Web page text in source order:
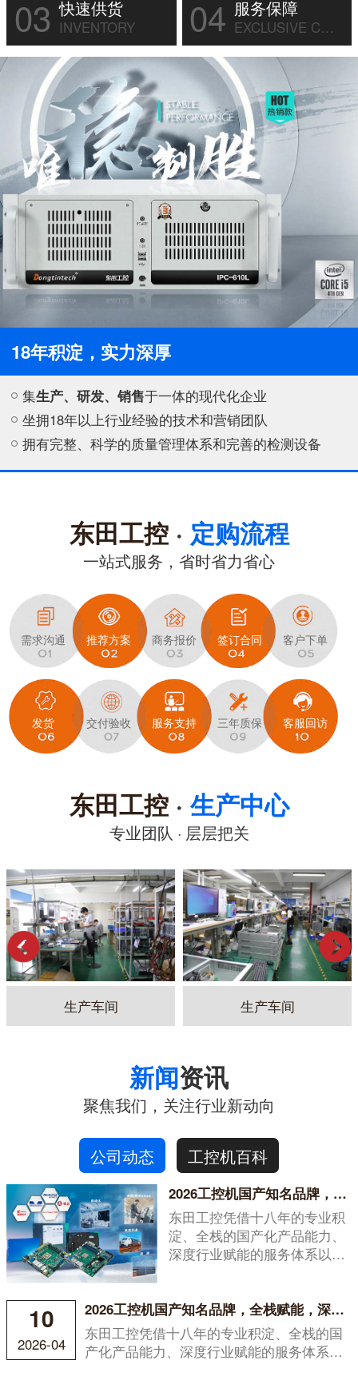
03 快速供货
INVENTORY 04 服务保障
EXCLUSIVE CUSTOM
18年积淀，实力深厚
集生产、研发、销售于一体的现代化企业
坐拥18年以上行业经验的技术和营销团队
拥有完整、科学的质量管理体系和完善的检测设备
东田工控· 定购流程
一站式服务，省时省力省心
需求沟通 推荐方案 商务报价 签订合同 客户下单
发货 交付验收 服务支持 三年质保 客服回访
东田工控·生产中心
专业团队 · 层层把关
生产车间 生产车间
新闻资讯
聚焦我们，关注行业新动向
公司动态 工控机百科
2026工控机国产知名品牌，全栈赋能，深度服务
东田工控凭借十八年的专业积
淀、全栈的国产化产品能力、
深度行业赋能的服务体系以及
10
2026-04
2026工控机国产知名品牌，全栈赋能，深度服务
东田工控凭借十八年的专业积淀、全栈的国
产化产品能力、深度行业赋能的服务体系以